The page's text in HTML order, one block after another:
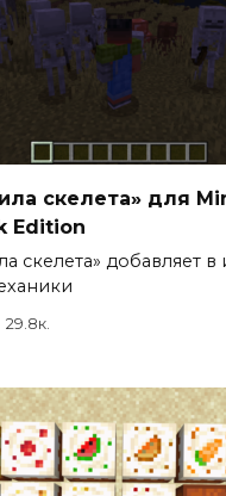
скелета» для
Edition
скелета» добавляет в
29.8к.